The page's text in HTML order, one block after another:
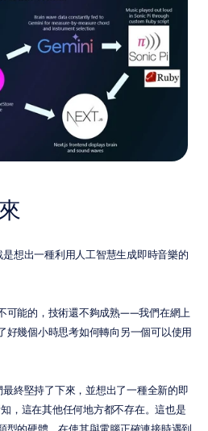
想出一種利用人工智慧生成即時音樂的
可能的，技術還不夠成熟——我們在網上
好幾個小時思考如何轉向另一個可以使用
終堅持了下來，並想出了一種全新的即
，這在其他任何地方都不存在。這也是